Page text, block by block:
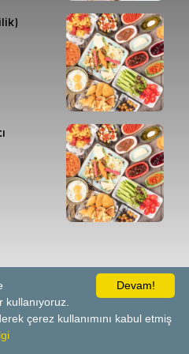
Peynir,
Devam!
çerez kullanımını kabul etmiş